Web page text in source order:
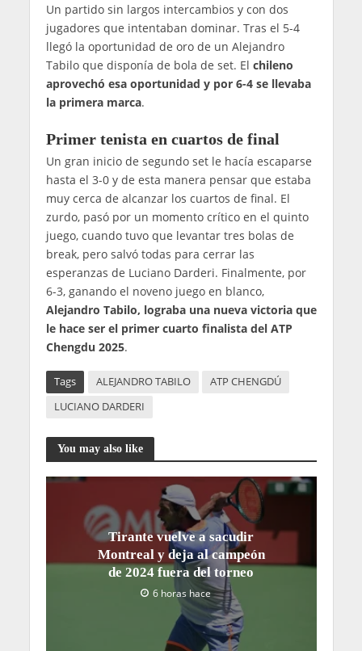
Un partido sin largos intercambios y con dos
jugadores que intentaban dominar. Tras el 5-4
llegó la oportunidad de oro de un Alejandro
Tabilo que disponía de bola de set. El chileno
aprovechó esa oportunidad y por 6-4 se llevaba
la primera marca.
Primer tenista en cuartos de final
Un gran inicio de segundo set le hacía escaparse
hasta el 3-0 y de esta manera pensar que estaba
muy cerca de alcanzar los cuartos de final. El
zurdo, pasó por un momento crítico en el quinto
juego, cuando tuvo que levantar tres bolas de
break, pero salvó todas para cerrar las
esperanzas de Luciano Darderi. Finalmente, por
6-3, ganando el noveno juego en blanco,
Alejandro Tabilo, lograba una nueva victoria que
le hace ser el primer cuarto finalista del ATP
Chengdu 2025.
Tags ALEJANDRO TABILO
ATP CHENGDÚ
LUCIANO DARDERI
You may also like
Tirante vuelve a sacudir
Montreal y deja al campeón
de 2024 fuera del torneo
6 horas hace